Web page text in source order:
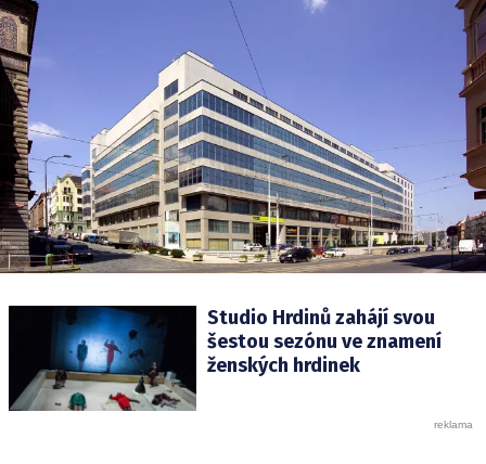
Studio Hrdinů zahájí svou
šestou sezónu ve znamení
ženských hrdinek